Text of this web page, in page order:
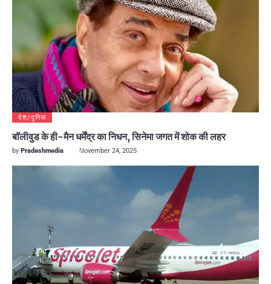
देश/दुनिया
बॉलीवुड के ही-मैन धर्मेंद्र का निधन, सिनेमा जगत में शोक की लहर
by Pradeshmedia November 24, 2025